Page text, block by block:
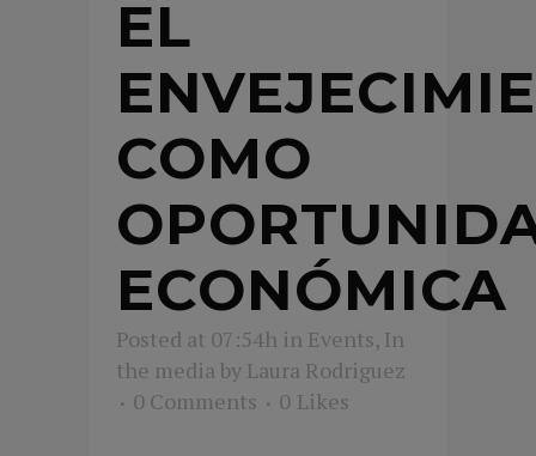
EL
COMO
ECONÓMICA
Posted at 07:54h in Events, In
the media by Laura Rodriguez
0 Comments
0 Likes